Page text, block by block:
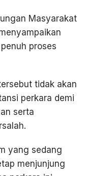
Masyarakat
proses
tidak akan
perkara demi
serta
yang sedang
menjunjung